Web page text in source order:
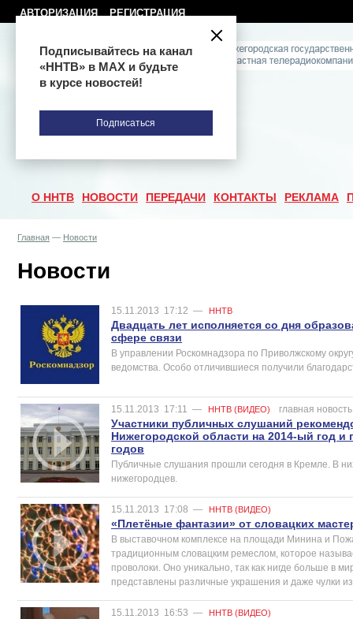
АВТОРИЗАЦИЯ РЕГИСТРАЦИЯ
О ННТВ НОВОСТИ ПЕРЕДАЧИ КОНТАКТЫ РЕКЛАМА
Главная — Новости
Новости
15.11.2013 17:12 — ННТВ
Двадцать лет исполняется со дня
сфере связи
В управлении Роскомнадзора по Приволжскому
ведомства. Особо отличившиеся получили
15.11.2013 17:11 — ННТВ (ВИДЕО) главная новость
Участники публичных слушаний
Нижегородской области на 2014-ый год и
годов
Публичные слушания прошли сегодня в Кремле. В
нижегородцев.
15.11.2013 17:08 — ННТВ (ВИДЕО)
«Плетёные фантазии» от словацких
В выставочном комплексе на площади Минина и
традиционным словацким ремеслом, которое
проволоки. Оно уникально, так как нигде больше в
представлены различные украшения и даже чулки
15.11.2013 16:53 — ННТВ (ВИДЕО)
Подписывайтесь на канал
«ННТВ» в МАХ и будьте
в курсе новостей!
Подписаться